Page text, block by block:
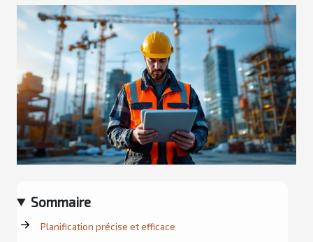
Sommaire
Planification précise et efficace